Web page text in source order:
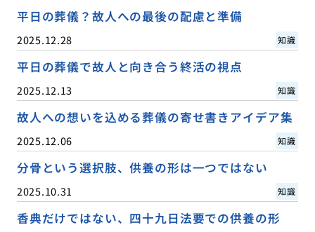
平日の葬儀？故人への最後の配慮と準備
2025.12.28 知識
平日の葬儀で故人と向き合う終活の視点
2025.12.13 知識
故人への想いを込める葬儀の寄せ書きアイデア集
2025.12.06 知識
分骨という選択肢、供養の形は一つではない
2025.10.31 知識
香典だけではない、四十九日法要での供養の形